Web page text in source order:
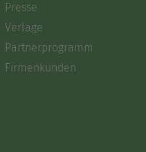
Presse
Verlage
Partnerprogramm
Firmenkunden